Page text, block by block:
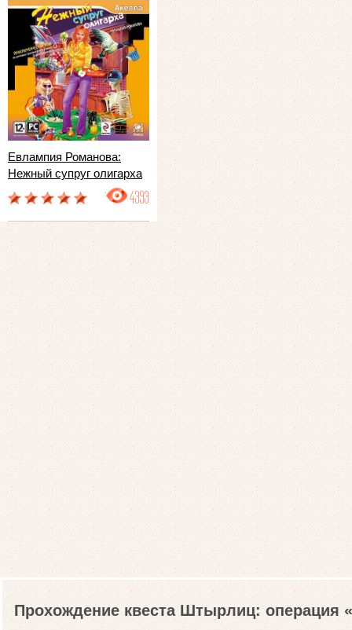
Евлампия Романова:
Нежный супруг олигарха
4393
Прохождение квеста Штырлиц: операция